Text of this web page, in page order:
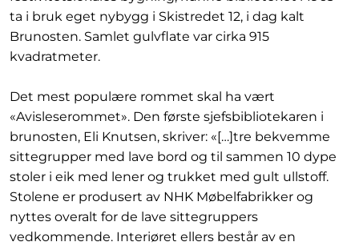
ta i bruk eget nybygg i Skistredet 12, i dag kalt
Brunosten. Samlet gulvflate var cirka 915
kvadratmeter.
Det mest populære rommet skal ha vært
«Avisleserommet». Den første sjefsbibliotekaren i
brunosten, Eli Knutsen, skriver: «[…]tre bekvemme
sittegrupper med lave bord og til sammen 10 dype
stoler i eik med lener og trukket med gult ullstoff.
Stolene er produsert av NHK Møbelfabrikker og
nyttes overalt for de lave sittegruppers
vedkommende. Interiøret ellers består av en